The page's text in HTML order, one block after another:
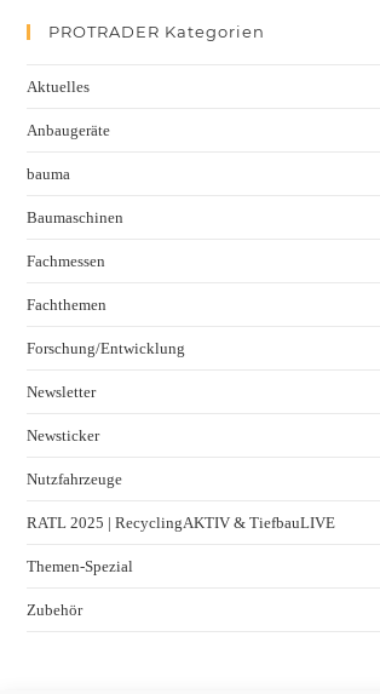
PROTRADER Kategorien
Aktuelles
Anbaugeräte
bauma
Baumaschinen
Fachmessen
Fachthemen
Forschung/Entwicklung
Newsletter
Newsticker
Nutzfahrzeuge
RATL 2025 | RecyclingAKTIV & TiefbauLIVE
Themen-Spezial
Zubehör